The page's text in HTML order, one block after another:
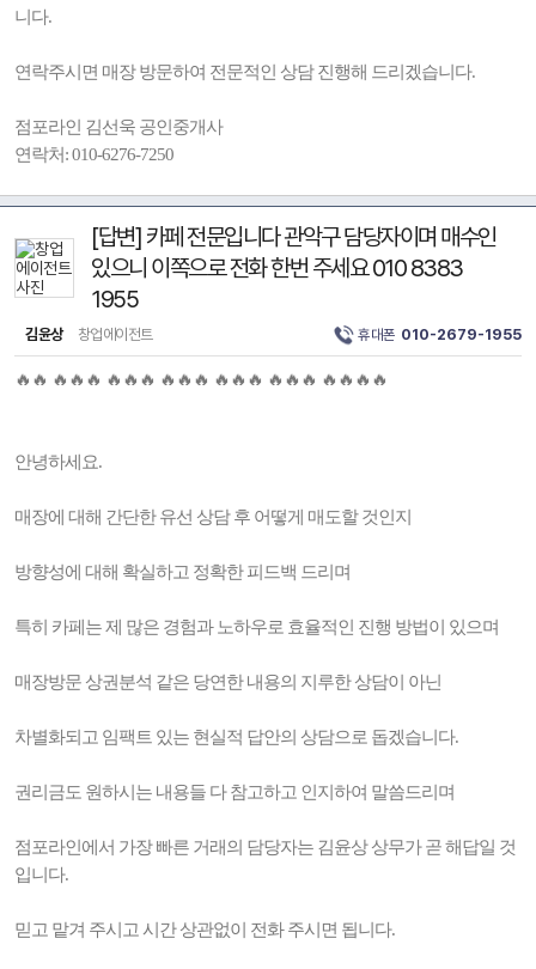
니다.
연락주시면 매장 방문하여 전문적인 상담 진행해 드리겠습니다.
점포라인 김선욱 공인중개사
연락처: 010-6276-7250
[답변] 카페 전문입니다 관악구 담당자이며 매수인
있으니 이쪽으로 전화 한번 주세요 010 8383
1955
김윤상 창업에이전트 휴대폰 010-2679-1955
🔥🔥 🔥🔥🔥 🔥🔥🔥 🔥🔥🔥 🔥🔥🔥 🔥🔥🔥 🔥🔥🔥🔥
안녕하세요.
매장에 대해 간단한 유선 상담 후 어떻게 매도할 것인지
방향성에 대해 확실하고 정확한 피드백 드리며
특히 카페는 제 많은 경험과 노하우로 효율적인 진행 방법이 있으며
매장방문 상권분석 같은 당연한 내용의 지루한 상담이 아닌
차별화되고 임팩트 있는 현실적 답안의 상담으로 돕겠습니다.
권리금도 원하시는 내용들 다 참고하고 인지하여 말씀드리며
점포라인에서 가장 빠른 거래의 담당자는 김윤상 상무가 곧 해답일 것
입니다.
믿고 맡겨 주시고 시간 상관없이 전화 주시면 됩니다.